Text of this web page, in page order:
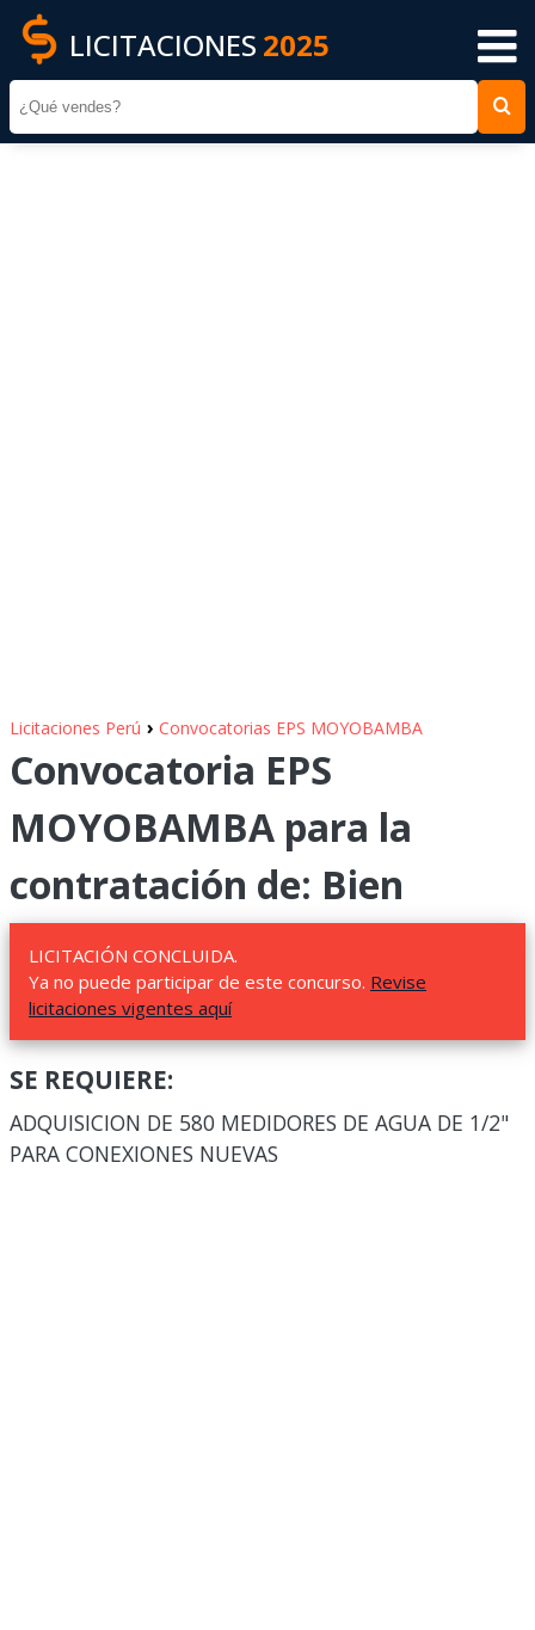
LICITACIONES 2025
Licitaciones Perú › Convocatorias EPS MOYOBAMBA
Convocatoria EPS
MOYOBAMBA para la
contratación de: Bien
LICITACIÓN CONCLUIDA.
Ya no puede participar de este concurso. Revise
licitaciones vigentes aquí
SE REQUIERE:
ADQUISICION DE 580 MEDIDORES DE AGUA DE 1/2"
PARA CONEXIONES NUEVAS